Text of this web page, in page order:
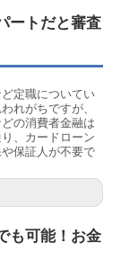
ートだと審査
定職についてい
れがちですが、
の消費者金融は
、カードローン
保証人が不要で
も可能！お金